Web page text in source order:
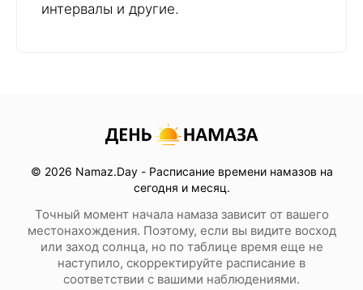
интервалы и другие.
© 2026 Namaz.Day - Расписание времени намазов на
сегодня и месяц.
Точный момент начала намаза зависит от вашего
местонахождения. Поэтому, если вы видите восход
или заход солнца, но по таблице время еще не
наступило, скорректируйте расписание в
соответствии с вашими наблюдениями.